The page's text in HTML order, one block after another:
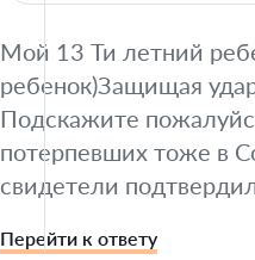
Мой 13 Ти летний
ребенок)Защищая
Подскажите
потерпевших тоже в
свидетели
Перейти к ответу